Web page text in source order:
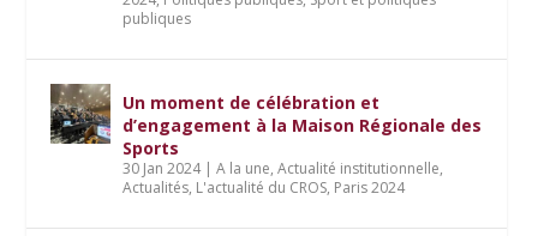
publiques
Un moment de célébration et
d’engagement à la Maison Régionale des
Sports
30 Jan 2024|A la une,Actualité institutionnelle,
Actualités, L'actualité du CROS, Paris 2024